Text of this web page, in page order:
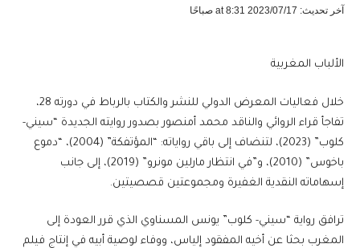
آخر تحديث: 2023/07/17 at 8:31 صباحًا
الألباب المغربية
خلال فعاليات المعرض الدولي للنشر والكتاب بالرباط في دورته 28،
تفاجأ قراء الروائي والناقد محمد أمنصور بصدور روايته الجديدة “سيني-
كلوب” (2023)، لتنضاف إلى باقي رواياته: “المؤتفكة” (2004)، “دموع
باخوس” (2010)، و”في انتظار مارلين مونرو” (2019)، إلى جانب
إسهاماته النقدية الغفيرة ومجموعتين قصصيتين.
ترافق رواية “سيني- كلوب” يونس المسناوي الذي قرر العودة إلى
المغرب بحثا عن أخيه المفقود إلياس، ووفاء لوصية أبيه في إنتاج فيلم